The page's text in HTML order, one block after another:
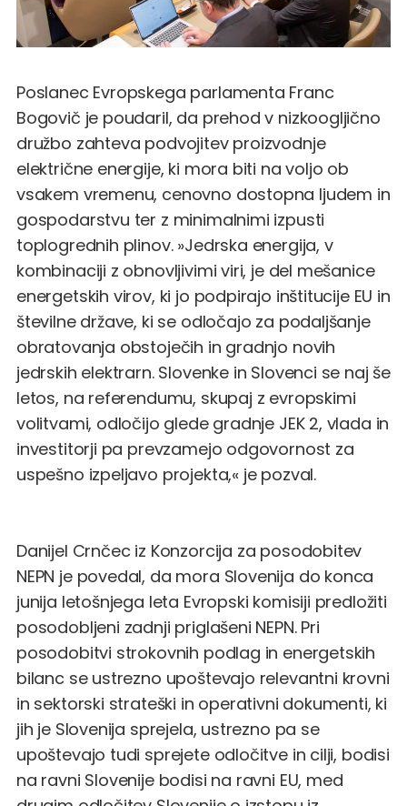
Poslanec Evropskega parlamenta Franc
Bogovič je poudaril, da prehod v nizkoogljično
družbo zahteva podvojitev proizvodnje
električne energije, ki mora biti na voljo ob
vsakem vremenu, cenovno dostopna ljudem in
gospodarstvu ter z minimalnimi izpusti
toplogrednih plinov. »Jedrska energija, v
kombinaciji z obnovljivimi viri, je del mešanice
energetskih virov, ki jo podpirajo inštitucije EU in
številne države, ki se odločajo za podaljšanje
obratovanja obstoječih in gradnjo novih
jedrskih elektrarn. Slovenke in Slovenci se naj še
letos, na referendumu, skupaj z evropskimi
volitvami, odločijo glede gradnje JEK 2, vlada in
investitorji pa prevzamejo odgovornost za
uspešno izpeljavo projekta,« je pozval.
Danijel Crnčec iz Konzorcija za posodobitev
NEPN je povedal, da mora Slovenija do konca
junija letošnjega leta Evropski komisiji predložiti
posodobljeni zadnji priglašeni NEPN. Pri
posodobitvi strokovnih podlag in energetskih
bilanc se ustrezno upoštevajo relevantni krovni
in sektorski strateški in operativni dokumenti, ki
jih je Slovenija sprejela, ustrezno pa se
upoštevajo tudi sprejete odločitve in cilji, bodisi
na ravni Slovenije bodisi na ravni EU, med